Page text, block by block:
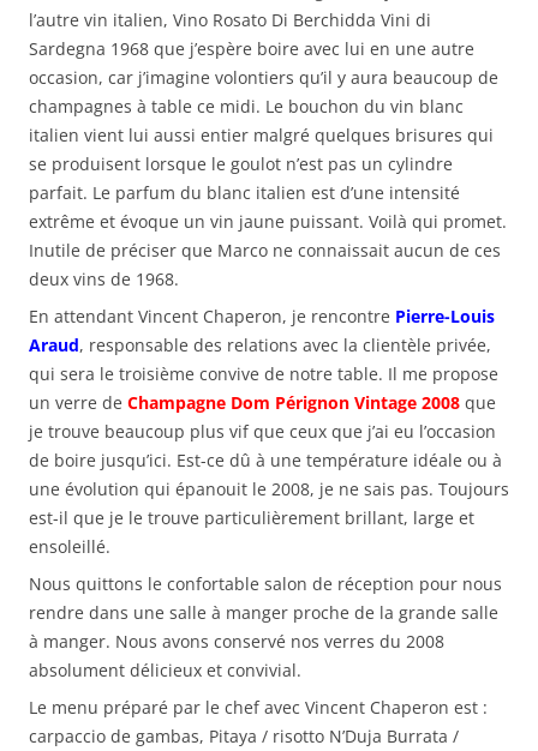
l’autre vin italien, Vino Rosato Di Berchidda Vini di
Sardegna 1968 que j’espère boire avec lui en une autre
occasion, car j’imagine volontiers qu’il y aura beaucoup de
champagnes à table ce midi. Le bouchon du vin blanc
italien vient lui aussi entier malgré quelques brisures qui
se produisent lorsque le goulot n’est pas un cylindre
parfait. Le parfum du blanc italien est d’une intensité
extrême et évoque un vin jaune puissant. Voilà qui promet.
Inutile de préciser que Marco ne connaissait aucun de ces
deux vins de 1968.
En attendant Vincent Chaperon, je rencontre Pierre-Louis
Araud, responsable des relations avec la clientèle privée,
qui sera le troisième convive de notre table. Il me propose
un verre de Champagne Dom Pérignon Vintage 2008 que
je trouve beaucoup plus vif que ceux que j’ai eu l’occasion
de boire jusqu’ici. Est-ce dû à une température idéale ou à
une évolution qui épanouit le 2008, je ne sais pas. Toujours
est-il que je le trouve particulièrement brillant, large et
ensoleillé.
Nous quittons le confortable salon de réception pour nous
rendre dans une salle à manger proche de la grande salle
à manger. Nous avons conservé nos verres du 2008
absolument délicieux et convivial.
Le menu préparé par le chef avec Vincent Chaperon est :
carpaccio de gambas, Pitaya / risotto N’Duja Burrata /